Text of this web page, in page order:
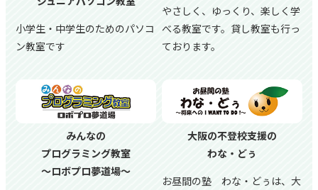
小学生・中学生のためのパソコ
ン教室です
やさしく、ゆっくり、楽しく学
べる教室です。貸し教室も行っ
ております。
みんなの
プログラミング教室
～ロボプロ夢道場～
大阪の不登校支援の
わな・どぅ
お昼間の塾 わな・どぅは、大